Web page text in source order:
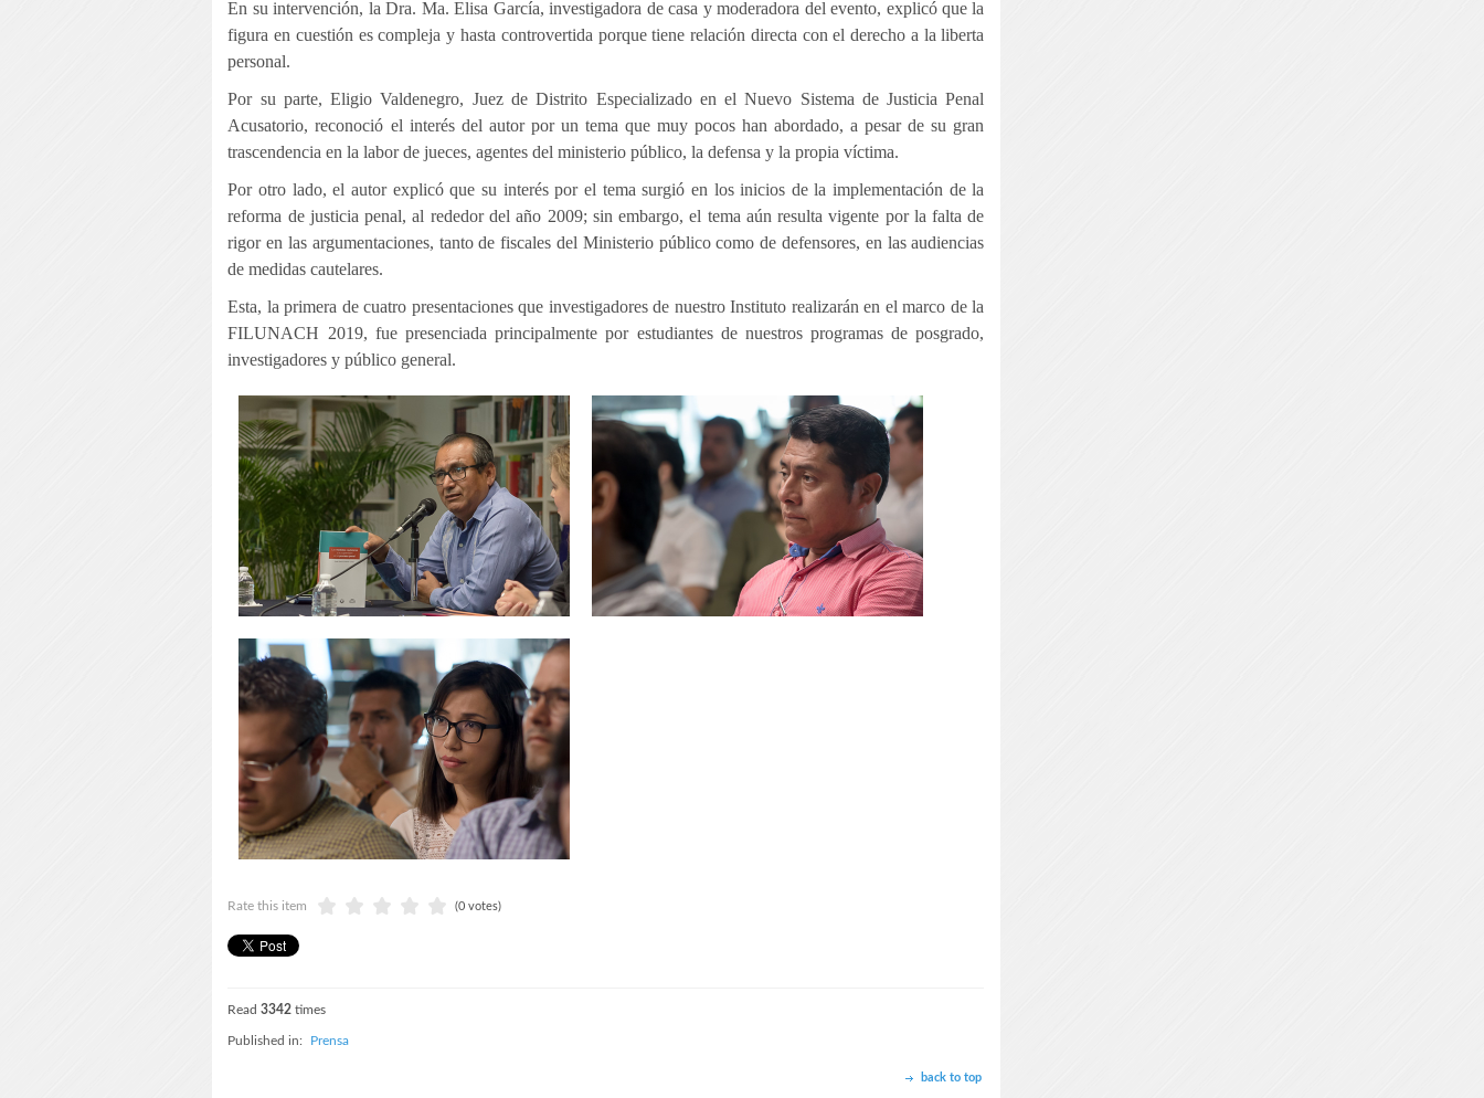
En su intervención, la Dra. Ma. Elisa García, investigadora de casa y moderadora del evento, explicó que la
figura en cuestión es compleja y hasta controvertida porque tiene relación directa con el derecho a la liberta
personal.
Por su parte, Eligio Valdenegro, Juez de Distrito Especializado en el Nuevo Sistema de Justicia Penal
Acusatorio, reconoció el interés del autor por un tema que muy pocos han abordado, a pesar de su gran
trascendencia en la labor de jueces, agentes del ministerio público, la defensa y la propia víctima.
Por otro lado, el autor explicó que su interés por el tema surgió en los inicios de la implementación de la
reforma de justicia penal, al rededor del año 2009; sin embargo, el tema aún resulta vigente por la falta de
rigor en las argumentaciones, tanto de fiscales del Ministerio público como de defensores, en las audiencias
de medidas cautelares.
Esta, la primera de cuatro presentaciones que investigadores de nuestro Instituto realizarán en el marco de la
FILUNACH 2019, fue presenciada principalmente por estudiantes de nuestros programas de posgrado,
investigadores y público general.
Rate this item (0 votes)
Read3342 times
Published in: Prensa
back to top